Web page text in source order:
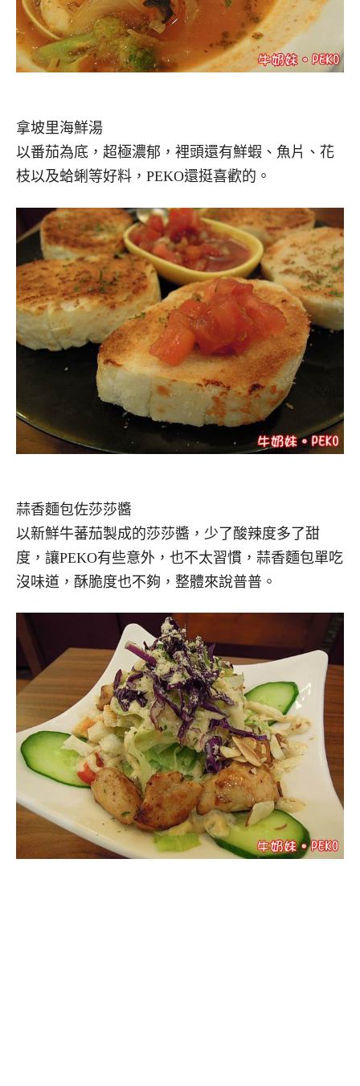
拿坡里海鮮湯
以番茄為底，超極濃郁，裡頭還有鮮蝦、魚片、花
枝以及蛤蜊等好料，PEKO還挺喜歡的。
蒜香麵包佐莎莎醬
以新鮮牛蕃茄製成的莎莎醬，少了酸辣度多了甜
度，讓PEKO有些意外，也不太習慣，蒜香麵包單吃
沒味道，酥脆度也不夠，整體來說普普。